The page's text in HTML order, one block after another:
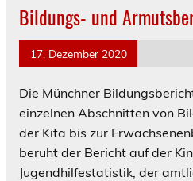
Bildungs- und
17. Dezember 2020
Die Münchner
einzelnen Abschnitten von
der Kita bis zur
beruht der Bericht auf der
Jugendhilfestatistik, der